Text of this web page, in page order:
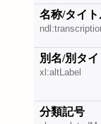
名称/タイ
別名/別タ
xl:altLabel
分類記号